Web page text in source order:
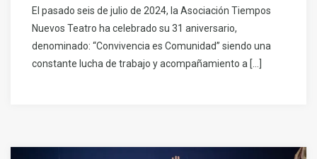
El pasado seis de julio de 2024, la Asociación Tiempos
Nuevos Teatro ha celebrado su 31 aniversario,
denominado: “Convivencia es Comunidad” siendo una
constante lucha de trabajo y acompañamiento a […]